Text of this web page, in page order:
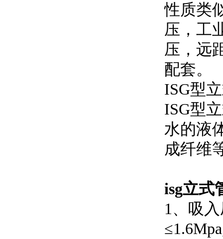
性质类
压
压，
配套。
ISG型立
ISG型
水的液体
成纤维等
isg立式
1